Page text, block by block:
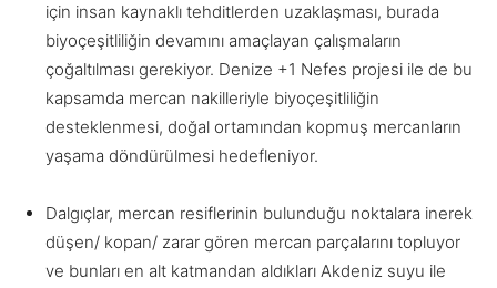
için insan kaynaklı tehditlerden uzaklaşması, burada
biyoçeşitliliğin devamını amaçlayan çalışmaların
çoğaltılması gerekiyor. Denize +1 Nefes projesi ile de bu
kapsamda mercan nakilleriyle biyoçeşitliliğin
desteklenmesi, doğal ortamından kopmuş mercanların
yaşama döndürülmesi hedefleniyor.
Dalgıçlar, mercan resiflerinin bulunduğu noktalara inerek
düşen/ kopan/ zarar gören mercan parçalarını topluyor
ve bunları en alt katmandan aldıkları Akdeniz suyu ile